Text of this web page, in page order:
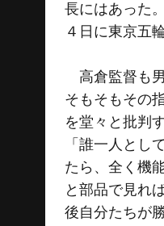
長にはあった
４日に東京五
高倉監督も
そもそもその
を堂々と批判
「誰一人とし
たら、全く機
と部品で見れ
後自分たちが